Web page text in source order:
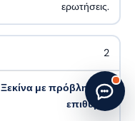
ερωτήσεις.
2
Ξεκίνα με πρόβλημα ή
επιθυμία